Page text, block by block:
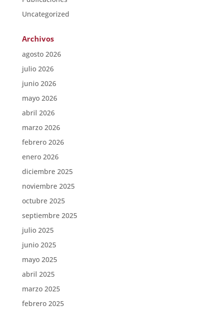
Uncategorized
Archivos
agosto 2026
julio 2026
junio 2026
mayo 2026
abril 2026
marzo 2026
febrero 2026
enero 2026
diciembre 2025
noviembre 2025
octubre 2025
septiembre 2025
julio 2025
junio 2025
mayo 2025
abril 2025
marzo 2025
febrero 2025